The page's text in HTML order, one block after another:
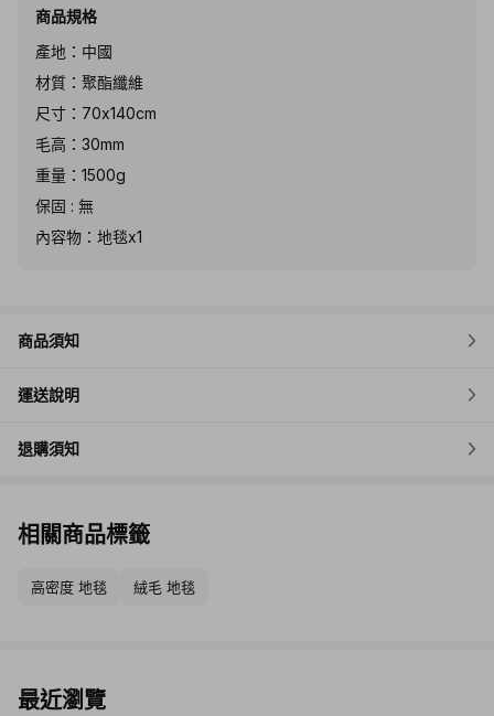
商品規格
產地：中國
材質：聚酯纖維
尺寸：70x140cm
毛高：30mm
重量：1500g
保固 : 無
內容物：地毯x1
商品須知
運送說明
退購須知
相關商品標籤
高密度 地毯 絨毛 地毯
最近瀏覽